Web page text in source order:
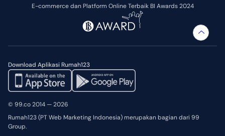
E-commerce dan Platform Online Terbaik BI Awards 2024
Download Aplikasi Rumah123
© 99.co 2014 — 2026
Rumah123 (PT Web Marketing Indonesia) merupakan bagian dari 99
Group.